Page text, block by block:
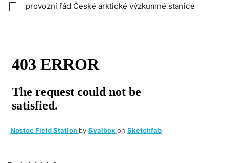
provozní řád České arktické výzkumné stanice
Nostoc Field Station by Svalbox on Sketchfab